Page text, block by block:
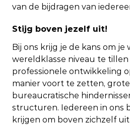
van de bijdragen van
Stijg boven jezelf uit!
Bij ons krijg je de kans om je
wereldklasse niveau te
professionele ontwikkeling
manier voort te zetten,
bureaucratische
structuren. Iedereen in ons
krijgen om boven zichzelf